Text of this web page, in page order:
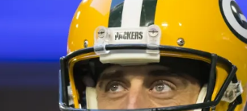
Florbal
Moderní